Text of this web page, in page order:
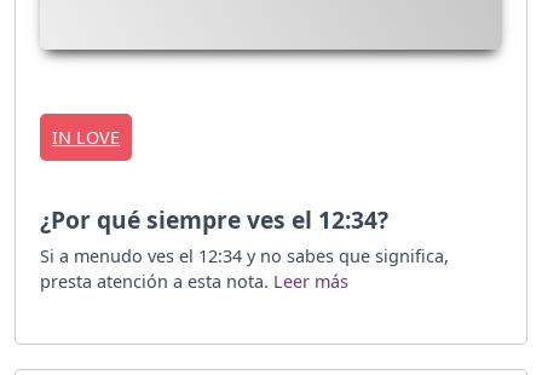
IN LOVE
¿Por qué siempre ves el 12:34?
Si a menudo ves el 12:34 y no sabes que significa,
presta atención a esta nota.